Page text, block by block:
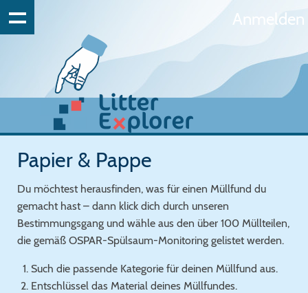
Anmelden
Papier & Pappe
Du möchtest herausfinden, was für einen Müllfund du
gemacht hast – dann klick dich durch unseren
Bestimmungsgang und wähle aus den über 100 Müllteilen,
die gemäß OSPAR-Spülsaum-Monitoring gelistet werden.
Such die passende Kategorie für deinen Müllfund aus.
Entschlüssel das Material deines Müllfundes.